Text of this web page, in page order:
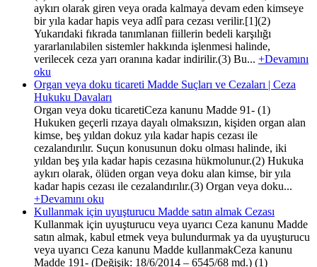
aykırı olarak giren veya orada kalmaya devam eden kimseye
bir yıla kadar hapis veya adlî para cezası verilir.[1](2)
Yukarıdaki fıkrada tanımlanan fiillerin bedeli karşılığı
yararlanılabilen sistemler hakkında işlenmesi halinde,
verilecek ceza yarı oranına kadar indirilir.(3) Bu... +Devamını
oku
Organ veya doku ticareti Madde Suçları ve Cezaları | Ceza
Hukuku Davaları
Organ veya doku ticaretiCeza kanunu Madde 91- (1)
Hukuken geçerli rızaya dayalı olmaksızın, kişiden organ alan
kimse, beş yıldan dokuz yıla kadar hapis cezası ile
cezalandırılır. Suçun konusunun doku olması halinde, iki
yıldan beş yıla kadar hapis cezasına hükmolunur.(2) Hukuka
aykırı olarak, ölüden organ veya doku alan kimse, bir yıla
kadar hapis cezası ile cezalandırılır.(3) Organ veya doku...
+Devamını oku
Kullanmak için uyuşturucu Madde satın almak Cezası
Kullanmak için uyuşturucu veya uyarıcı Ceza kanunu Madde
satın almak, kabul etmek veya bulundurmak ya da uyuşturucu
veya uyarıcı Ceza kanunu Madde kullanmakCeza kanunu
Madde 191- (Değişik: 18/6/2014 – 6545/68 md.) (1)